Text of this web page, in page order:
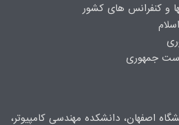
و کنفرانس های کشور
جمهوری
اصفهان، دانشکده مهندسی کامپیوتر،